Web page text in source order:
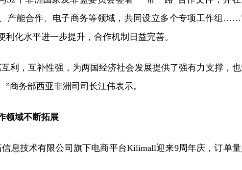
产能合作、电子商务等领域，共同设立多个专项工作组……
利化水平进一步提升，合作机制日益完善。
利，互补性强，为两国经济社会发展提供了强有力支撑，
”商务部西亚非洲司司长江伟表示。
领域不断拓展
息技术有限公司旗下电商平台Kilimall迎来9周年庆，订单